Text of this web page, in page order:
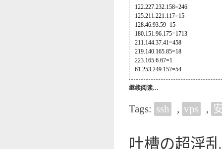
122.227.232.158=246
125.211.221.117=15
128.46.93.59=15
180.151.96.175=1713
211.144.37.41=458
219.140.165.85=18
223.165.6.67=1
61.253.249.157=54
继续阅读…
Tags: ssh , vps ,
吐槽の超淫